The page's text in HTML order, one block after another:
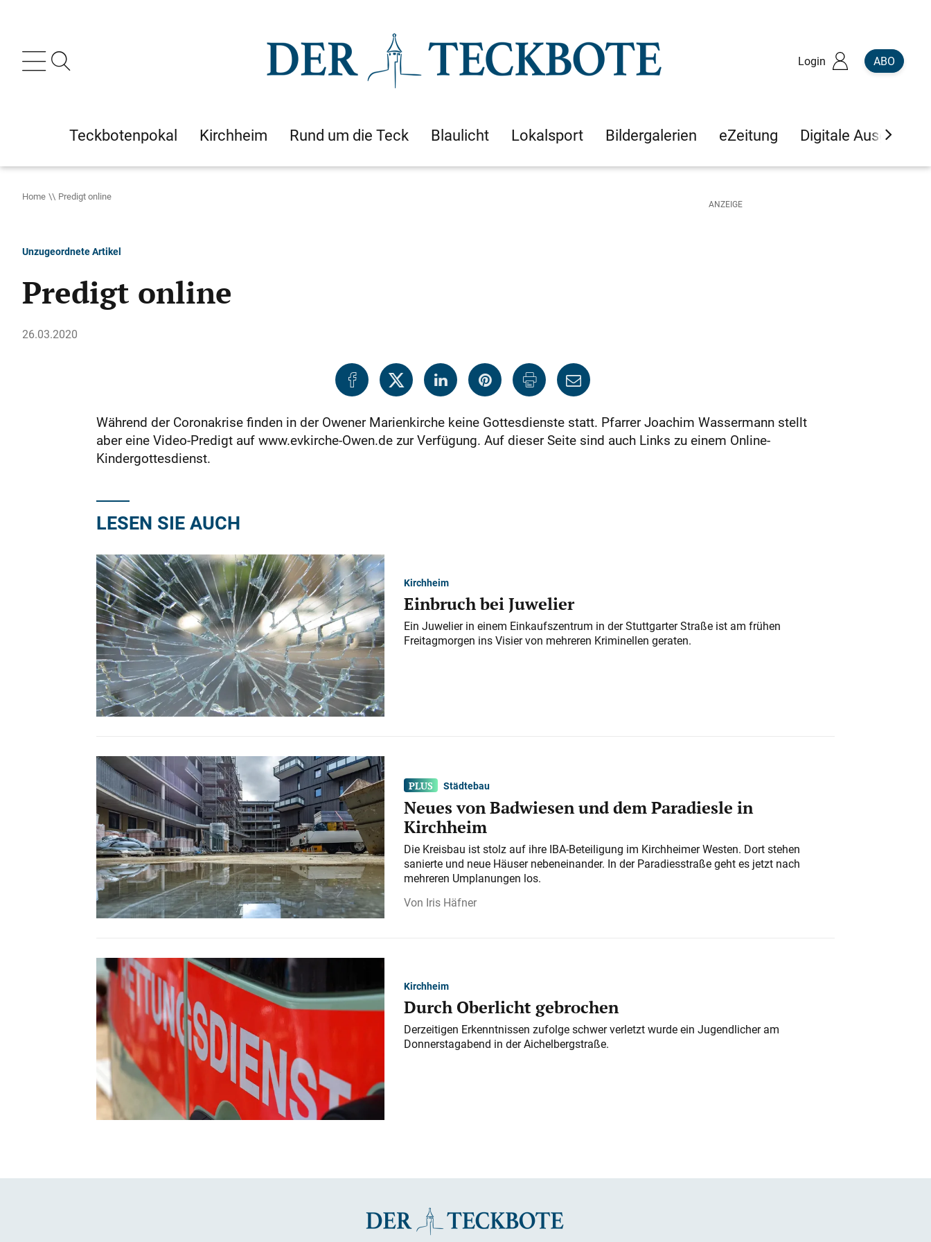
Login ABO
Teckbotenpokal Kirchheim Rund um die Teck Blaulicht Lokalsport Bildergalerien eZeitung Digitale Ausgaben
Home Predigt online
Unzugeordnete Artikel
Predigt online
26.03.2020
Während der Coronakrise finden in der Owener Marienkirche keine Gottesdienste statt. Pfarrer Joachim Wassermann stellt
aber eine Video-Predigt auf www.evkirche-Owen.de zur Verfügung. Auf dieser Seite sind auch Links zu einem Online-
Kindergottesdienst.
LESEN SIE AUCH
Kirchheim
Einbruch bei Juwelier
Ein Juwelier in einem Einkaufszentrum in der Stuttgarter Straße ist am frühen
Freitagmorgen ins Visier von mehreren Kriminellen geraten.
Städtebau
Neues von Badwiesen und dem Paradiesle in
Kirchheim
Die Kreisbau ist stolz auf ihre IBA-Beteiligung im Kirchheimer Westen. Dort stehen
sanierte und neue Häuser nebeneinander. In der Paradiesstraße geht es jetzt nach
mehreren Umplanungen los.
Iris Häfner
Kirchheim
Durch Oberlicht gebrochen
Derzeitigen Erkenntnissen zufolge schwer verletzt wurde ein Jugendlicher am
Donnerstagabend in der Aichelbergstraße.